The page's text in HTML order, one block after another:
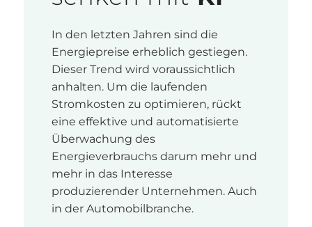
In den letzten Jahren sind die
Energiepreise erheblich gestiegen.
Dieser Trend wird voraussichtlich
anhalten. Um die laufenden
Stromkosten zu optimieren, rückt
eine effektive und automatisierte
Überwachung des
Energieverbrauchs darum mehr und
mehr in das Interesse
produzierender Unternehmen. Auch
in der Automobilbranche.